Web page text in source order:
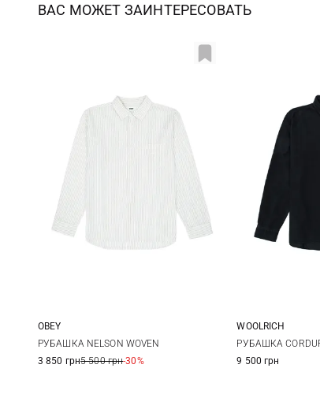
ВАС МОЖЕТ ЗАИНТЕРЕСОВАТЬ
S M L
OBEY
РУБАШКА NELSON WOVEN
3 850 грн5 500 грн-30%
M L
WOOLRICH
РУБАШКА
9 500 грн